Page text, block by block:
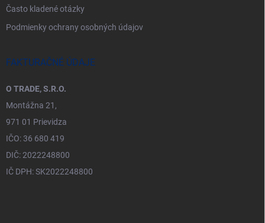
Často kladené otázky
Podmienky ochrany osobných údajov
FAKTURAČNÉ ÚDAJE
O TRADE, S.R.O.
Montážna 21,
971 01 Prievidza
IČO: 36 680 419
DIČ: 2022248800
IČ DPH: SK2022248800